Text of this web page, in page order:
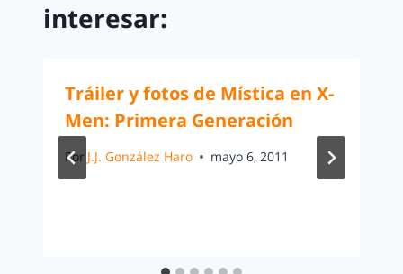
interesar:
Tráiler y fotos de Mística en X-
Men: Primera Generación
Por J.J. González Haro mayo 6, 2011